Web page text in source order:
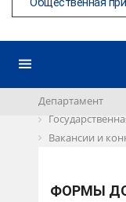
Общественная
Департамент
Вакансии и
ФОРМЫ